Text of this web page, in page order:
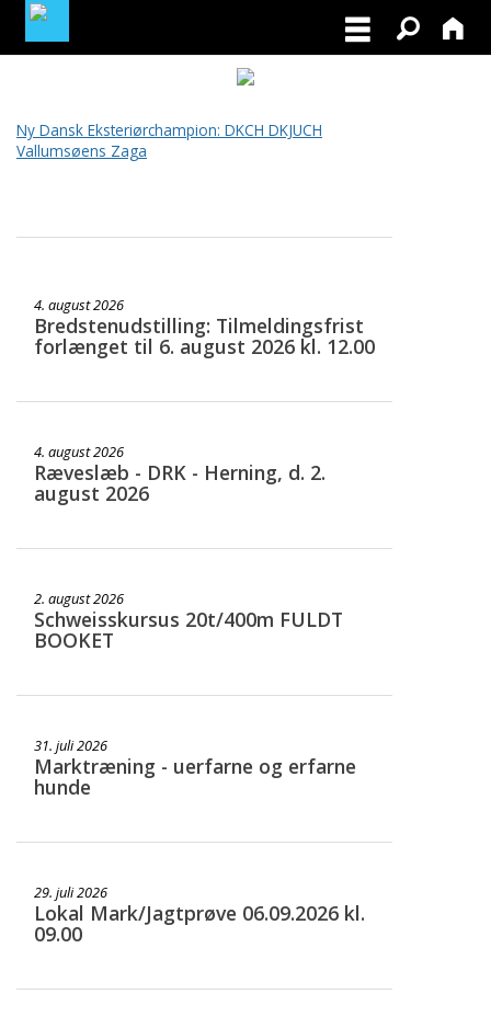
BLIV MEDLEM
Ny Dansk Eksteriørchampion: DKCH DKJUCH
Vallumsøens Zaga
4. august 2026
Bredstenudstilling: Tilmeldingsfrist
forlænget til 6. august 2026 kl. 12.00
4. august 2026
Ræveslæb - DRK - Herning, d. 2.
august 2026
2. august 2026
Schweisskursus 20t/400m FULDT
BOOKET
31. juli 2026
Marktræning - uerfarne og erfarne
hunde
29. juli 2026
Lokal Mark/Jagtprøve 06.09.2026 kl.
09.00